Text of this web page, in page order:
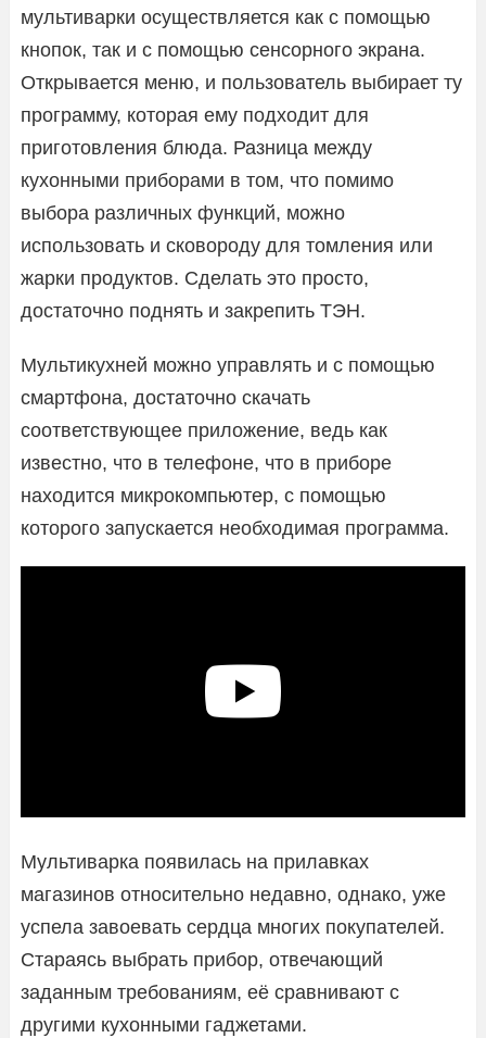
мультиварки осуществляется как с помощью
кнопок, так и с помощью сенсорного экрана.
Открывается меню, и пользователь выбирает ту
программу, которая ему подходит для
приготовления блюда. Разница между
кухонными приборами в том, что помимо
выбора различных функций, можно
использовать и сковороду для томления или
жарки продуктов. Сделать это просто,
достаточно поднять и закрепить ТЭН.
Мультикухней можно управлять и с помощью
смартфона, достаточно скачать
соответствующее приложение, ведь как
известно, что в телефоне, что в приборе
находится микрокомпьютер, с помощью
которого запускается необходимая программа.
Мультиварка появилась на прилавках
магазинов относительно недавно, однако, уже
успела завоевать сердца многих покупателей.
Стараясь выбрать прибор, отвечающий
заданным требованиям, её сравнивают с
другими кухонными гаджетами.